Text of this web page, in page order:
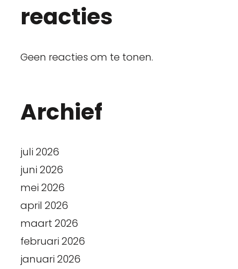
reacties
Geen reacties om te tonen.
Archief
juli 2026
juni 2026
mei 2026
april 2026
maart 2026
februari 2026
januari 2026